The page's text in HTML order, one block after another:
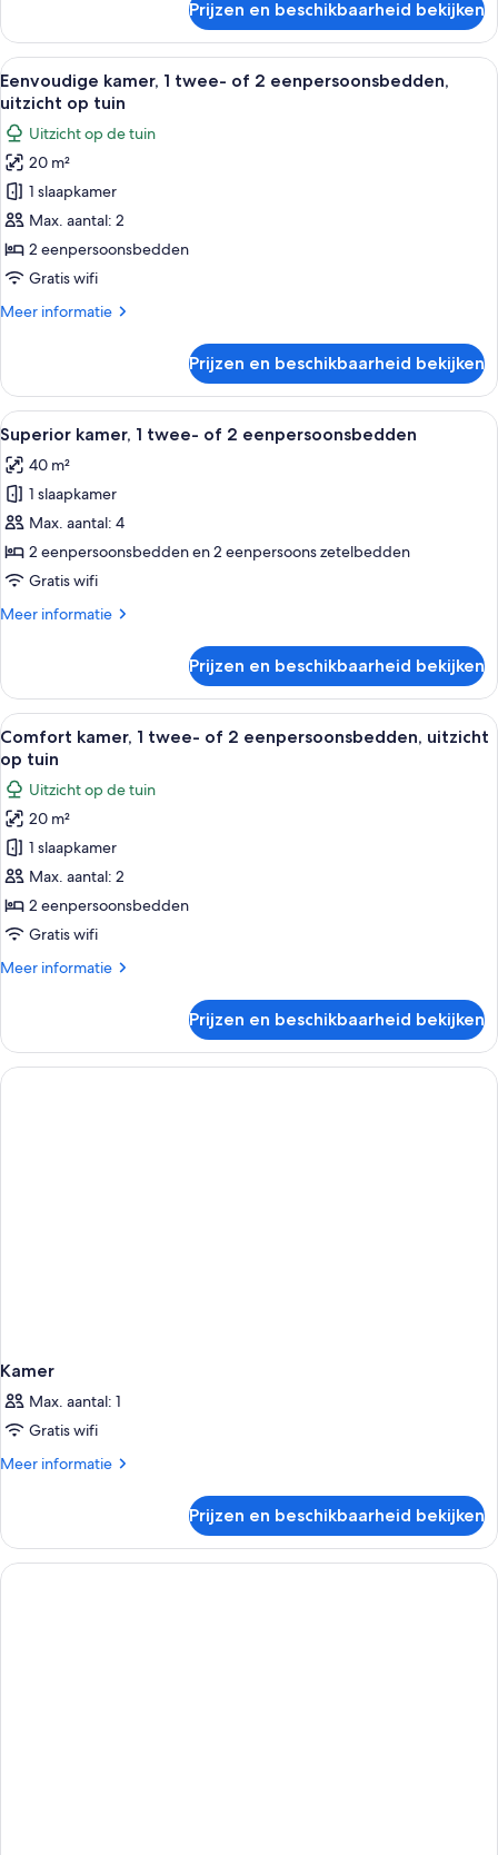
kamer,
twee-
of
eenpersoonsbedden
Prijzen en beschikbaarheid bekijken
Alle
foto's
voor
Eenvoudige
kamer,
twee-
of
2
uitzicht
laden
Een moderne hotelkamer met een
9
Eenvoudige kamer, 1 twee- of 2 eenpersoonsbedden,
uitzicht op tuin
Uitzicht op de tuin
20 m²
1 slaapkamer
Max. aantal: 2
2 eenpersoonsbedden
Gratis wifi
Meer informatie
Meer
kamer,
twee-
2
eenpersoonsbedden,
uitzicht
op
tuin
Prijzen en beschikbaarheid bekijken
Alle
foto's
voor
Superior
kamer,
1
twee-
2
eenpersoonsbedden
Een moderne hotelkamer met een
7
Superior kamer, 1 twee- of 2 eenpersoonsbedden
40 m²
1 slaapkamer
Max. aantal: 4
2 eenpersoonsbedden en 2 eenpersoons zetelbedden
Gratis wifi
Meer informatie
Meer
kamer,
twee-
of
eenpersoonsbedden
Prijzen en beschikbaarheid bekijken
Alle
foto's
voor
Comfort
kamer,
twee-
of
2
uitzicht
laden
Een hotelkamer met een bed, een
6
Comfort kamer, 1 twee- of 2 eenpersoonsbedden, uitzicht
op tuin
Uitzicht op de tuin
20 m²
1 slaapkamer
Max. aantal: 2
2 eenpersoonsbedden
Gratis wifi
Meer informatie
Meer
kamer,
twee-
Prijzen en beschikbaarheid bekijken
Kamer
Max. aantal: 1
Gratis wifi
Meer informatie
Meer
Prijzen en beschikbaarheid bekijken